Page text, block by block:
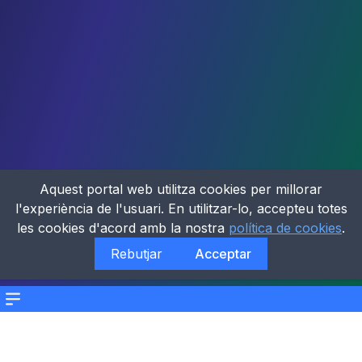
Menu
Aquest portal web utilitza cookies per millorar
l'experiència de l'usuari. En utilitzar-lo, accepteu totes
les cookies d'acord amb la nostra política de cookies.
Rebutjar
Acceptar